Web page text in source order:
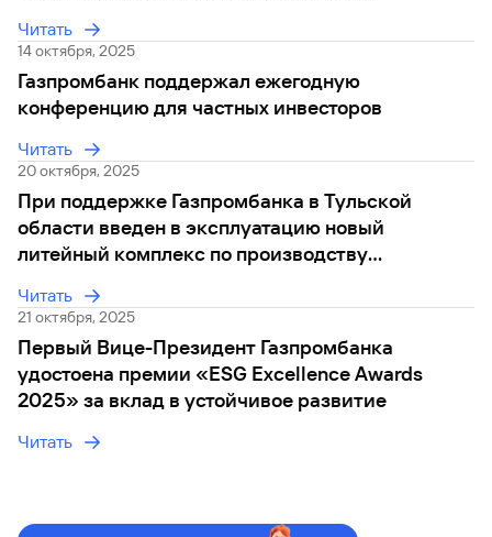
Читать
14 октября, 2025
Газпромбанк поддержал ежегодную
конференцию для частных инвесторов
Читать
20 октября, 2025
При поддержке Газпромбанка в Тульской
области введен в эксплуатацию новый
литейный комплекс по производству
Читать
21 октября, 2025
Первый Вице-Президент Газпромбанка
удостоена премии «ESG Excellence Awards
2025» за вклад в устойчивое развитие
Читать